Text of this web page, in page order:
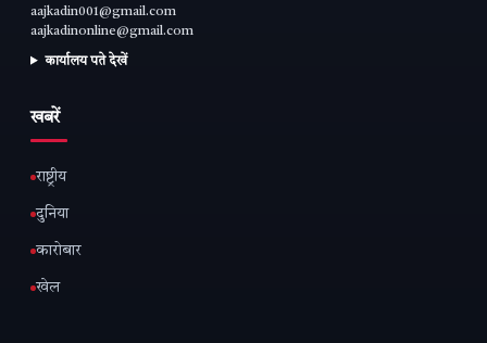
aajkadin001@gmail.com
aajkadinonline@gmail.com
कार्यालय पते देखें
खबरें
राष्ट्रीय
दुनिया
कारोबार
खेल